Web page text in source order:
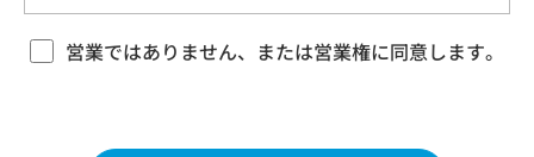
当社は、ユーザーが利用する際に氏名、生年月
号などの個人情報をお尋ねすることがありま
て必要事項および本サービス提供の可否等を確認
の後、当社がお客様のご依頼を承諾することをも
営業ではありません、または営業権に同意します。